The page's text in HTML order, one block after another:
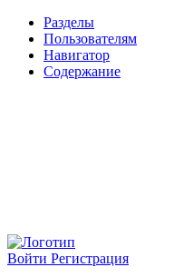
Разделы
Пользователям
Навигатор
Содержание
Войти Регистрация